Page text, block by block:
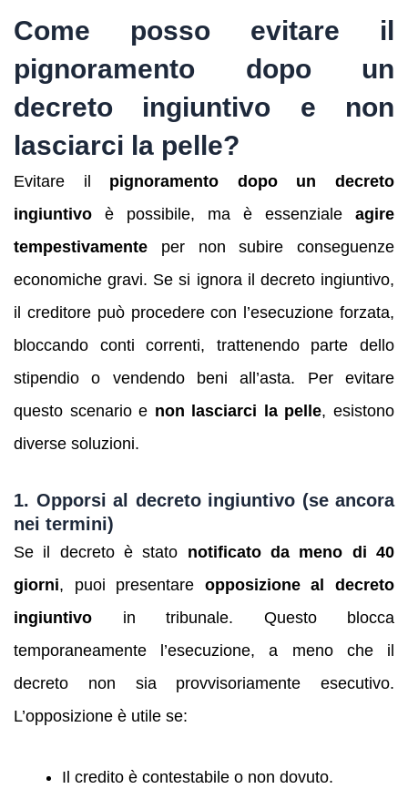
Come posso evitare il
pignoramento dopo un
decreto ingiuntivo e non
lasciarci la pelle?
Evitare il pignoramento dopo un decreto
ingiuntivo è possibile, ma è essenziale agire
tempestivamente per non subire conseguenze
economiche gravi. Se si ignora il decreto ingiuntivo,
il creditore può procedere con l’esecuzione forzata,
bloccando conti correnti, trattenendo parte dello
stipendio o vendendo beni all’asta. Per evitare
questo scenario e non lasciarci la pelle, esistono
diverse soluzioni.
1. Opporsi al decreto ingiuntivo (se ancora
nei termini)
Se il decreto è stato notificato da meno di 40
giorni, puoi presentare opposizione al decreto
ingiuntivo in tribunale. Questo blocca
temporaneamente l’esecuzione, a meno che il
decreto non sia provvisoriamente esecutivo.
L’opposizione è utile se:
Il credito è contestabile o non dovuto.